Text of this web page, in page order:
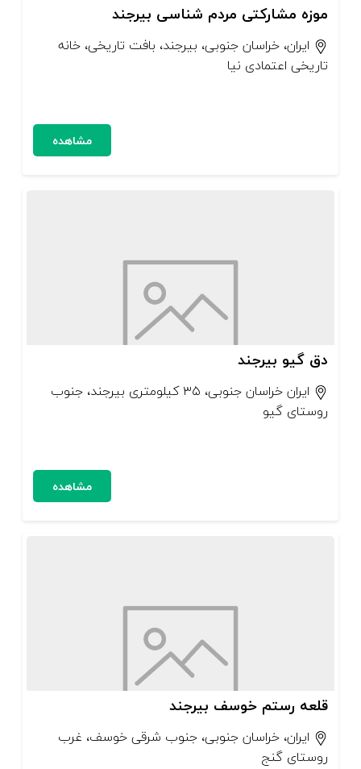
موزه مشارکتی مردم شناسی بیرجند
ایران، خراسان جنوبی، بیرجند، بافت تاریخی، خانه
تاریخی اعتمادی نیا
مشاهده
دق گیو بیرجند
ایران خراسان جنوبی، ۳۵ کیلومتری بیرجند، جنوب
روستای گیو
مشاهده
قلعه‌ رستم خوسف بیرجند
ایران، خراسان جنوبی، جنوب شرقی خوسف، غرب
روستای گنج